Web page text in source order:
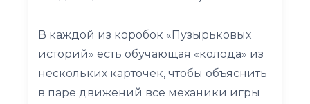
В каждой из коробок «Пузырьковых
историй» есть обучающая «колода» из
нескольких карточек, чтобы объяснить
в паре движений все механики игры